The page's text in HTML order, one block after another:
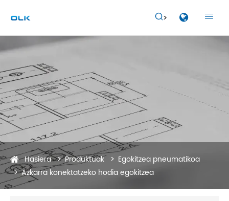
 
Hasiera Produktuak
Egokitzea pneumatikoa
Azkarra konektatzeko hodia egokitzea